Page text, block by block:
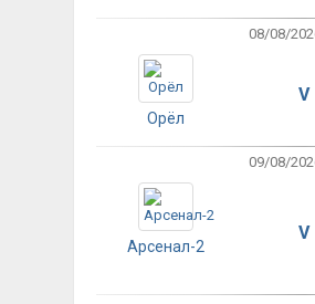
08/08/
Орёл
V
09/08/
Арсенал-2
V